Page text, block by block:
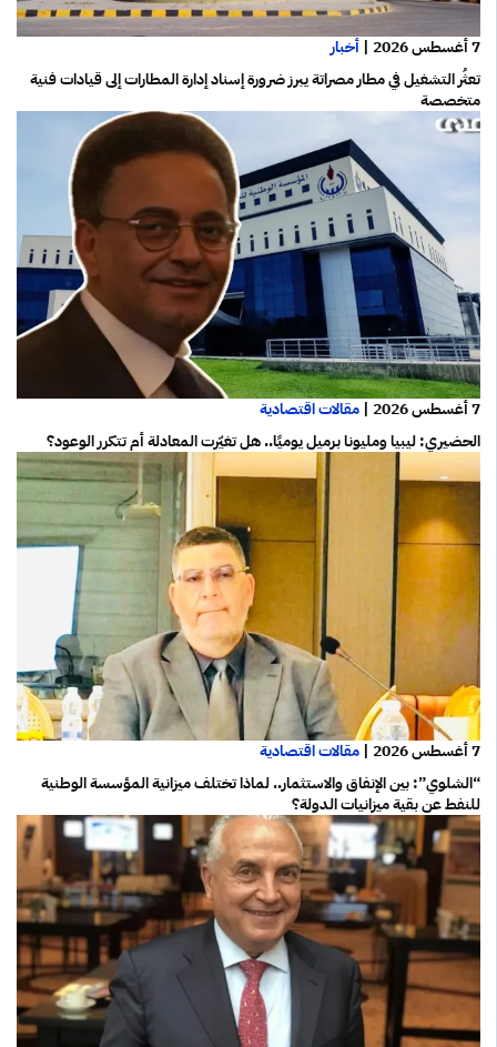
7 أغسطس 2026 | أخبار
تعثُر التشغيل في مطار مصراتة يبرز ضرورة إسناد إدارة المطارات إلى قيادات فنية
متخصصة
7 أغسطس 2026 | مقالات اقتصادية
الحضيري: ليبيا ومليونا برميل يوميًا.. هل تغيّرت المعادلة أم تتكرر الوعود؟
7 أغسطس 2026 | مقالات اقتصادية
“الشلوي”: بين الإنفاق والاستثمار.. لماذا تختلف ميزانية المؤسسة الوطنية
للنفط عن بقية ميزانيات الدولة؟